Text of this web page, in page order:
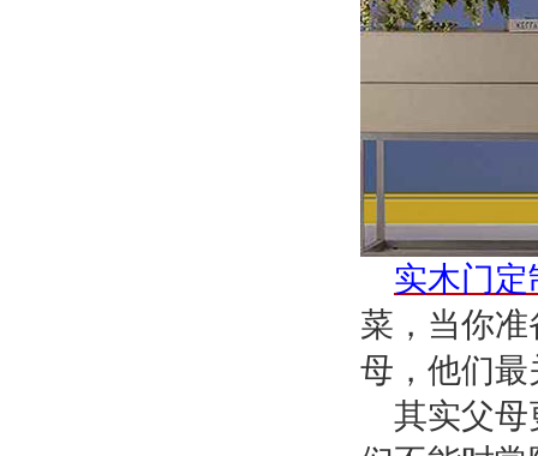
实木门定
菜，当你
母，他们
其实父母